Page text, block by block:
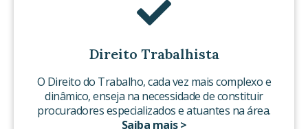
Direito Trabalhista
O Direito do Trabalho, cada vez mais complexo e
dinâmico, enseja na necessidade de constituir
procuradores especializados e atuantes na área.
Saiba mais >